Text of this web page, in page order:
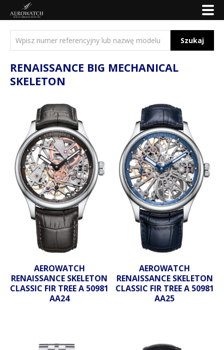
Szukaj
RENAISSANCE BIG MECHANICAL
SKELETON
AEROWATCH
RENAISSANCE SKELETON
CLASSIC FIR TREE A 50981
AA24
AEROWATCH
RENAISSANCE SKELETON
CLASSIC FIR TREE A 50981
AA25